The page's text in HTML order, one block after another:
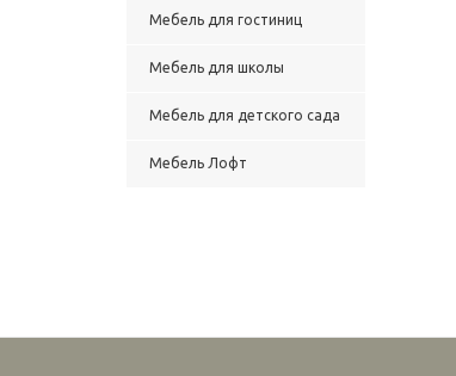
Мебель для гостиниц
Мебель для школы
Мебель для детского сада
Мебель Лофт